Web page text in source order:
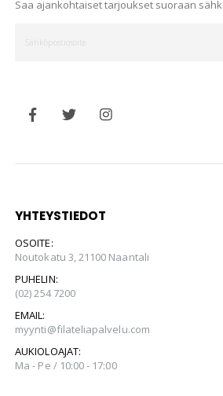
Saa ajankohtaiset tarjoukset suoraan
YHTEYSTIEDOT
OSOITE:
Noutokatu 3, 21100 Naantali
PUHELIN:
(02) 254 7200
EMAIL:
myynti@filateliapalvelu.com
AUKIOLOAJAT:
Ma - Pe / 10:00 - 17:00